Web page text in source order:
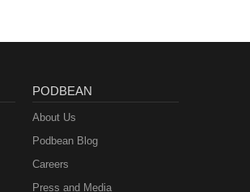
PODBEAN
About Us
Podbean Blog
Careers
Press and Media